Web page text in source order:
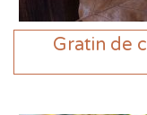
Gratin de